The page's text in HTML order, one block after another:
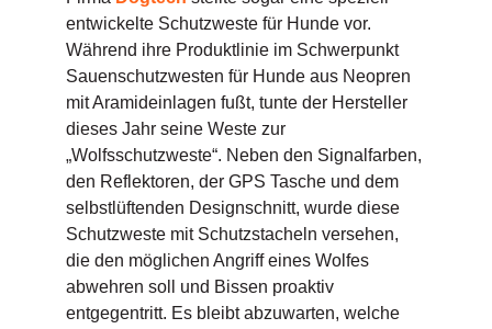
entwickelte Schutzweste für Hunde vor.
Während ihre Produktlinie im Schwerpunkt
Sauenschutzwesten für Hunde aus Neopren
mit Aramideinlagen fußt, tunte der Hersteller
dieses Jahr seine Weste zur
„Wolfsschutzweste“. Neben den Signalfarben,
den Reflektoren, der GPS Tasche und dem
selbstlüftenden Designschnitt, wurde diese
Schutzweste mit Schutzstacheln versehen,
die den möglichen Angriff eines Wolfes
abwehren soll und Bissen proaktiv
entgegentritt. Es bleibt abzuwarten, welche